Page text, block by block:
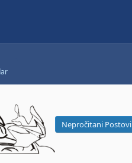
Nepročitani Postovi